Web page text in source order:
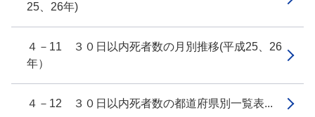
25、26年)
４－11 ３０日以内死者数の月別推移(平成25、26
年）
４－12 ３０日以内死者数の都道府県別一覧表...